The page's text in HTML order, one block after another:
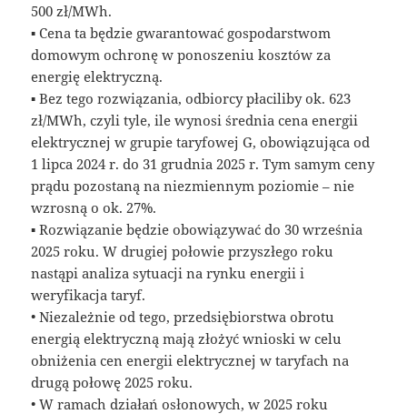
500 zł/MWh.
▪ Cena ta będzie gwarantować gospodarstwom
domowym ochronę w ponoszeniu kosztów za
energię elektryczną.
▪ Bez tego rozwiązania, odbiorcy płaciliby ok. 623
zł/MWh, czyli tyle, ile wynosi średnia cena energii
elektrycznej w grupie taryfowej G, obowiązująca od
1 lipca 2024 r. do 31 grudnia 2025 r. Tym samym ceny
prądu pozostaną na niezmiennym poziomie – nie
wzrosną o ok. 27%.
▪ Rozwiązanie będzie obowiązywać do 30 września
2025 roku. W drugiej połowie przyszłego roku
nastąpi analiza sytuacji na rynku energii i
weryfikacja taryf.
• Niezależnie od tego, przedsiębiorstwa obrotu
energią elektryczną mają złożyć wnioski w celu
obniżenia cen energii elektrycznej w taryfach na
drugą połowę 2025 roku.
• W ramach działań osłonowych, w 2025 roku